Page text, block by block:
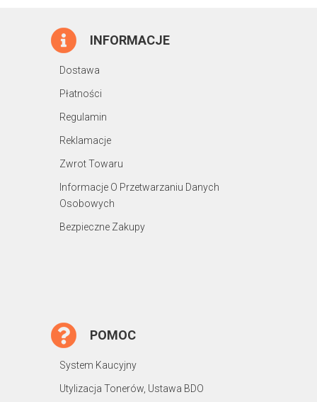
INFORMACJE
Dostawa
Płatności
Regulamin
Reklamacje
Zwrot Towaru
Informacje O Przetwarzaniu Danych
Osobowych
Bezpieczne Zakupy
POMOC
System Kaucyjny
Utylizacja Tonerów, Ustawa BDO